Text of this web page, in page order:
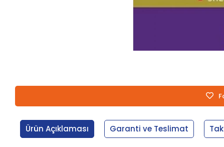
Ürün Açıklaması Garanti ve Teslimat